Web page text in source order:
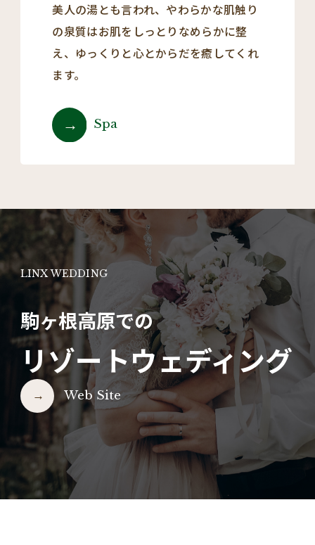
美人の湯とも言われ、やわらかな肌触り
の泉質はお肌をしっとりなめらかに整
え、ゆっくりと心とからだを癒してくれ
ます。
Spa
LINX WEDDING
駒ヶ根高原での
リゾートウェディング
Web Site